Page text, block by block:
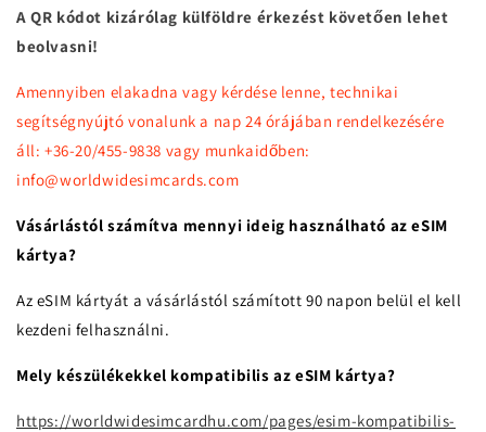
A QR kódot kizárólag külföldre érkezést követően lehet
beolvasni!
Amennyiben elakadna vagy kérdése lenne, technikai
segítségnyújtó vonalunk a nap 24 órájában rendelkezésére
áll: +36-20/455-9838 vagy munkaidőben:
info@worldwidesimcards.com
Vásárlástól számítva mennyi ideig használható az eSIM
kártya?
Az eSIM kártyát a vásárlástól számított 90 napon belül el kell
kezdeni felhasználni.
Mely készülékekkel kompatibilis az eSIM kártya?
https://worldwidesimcardhu.com/pages/esim-kompatibilis-